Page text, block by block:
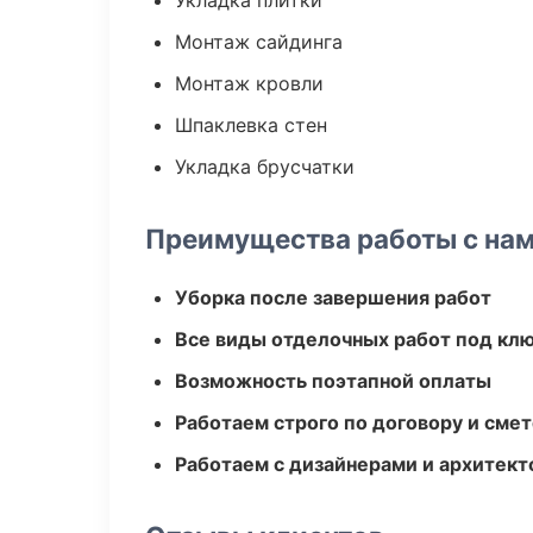
Монтаж сайдинга
Монтаж кровли
Шпаклевка стен
Укладка брусчатки
Преимущества работы с
Уборка после завершения работ
Все виды отделочных работ под
Возможность поэтапной оплаты
Работаем строго по договору и
Работаем с дизайнерами и